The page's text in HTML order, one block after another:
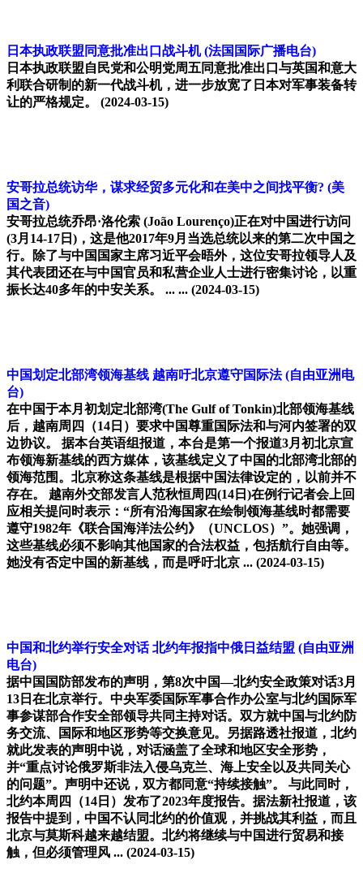
日本执政联盟同意批准出口战斗机 (法国国际广播电台)
日本执政联盟自民党和公明党周五同意批准出口与英国和意大
利联合研制的新一代战斗机，进一步放宽了日本对军事装备转
让的严格规定。 (2024-03-15)
安哥拉总统访华，谋求经贸多元化和在美中之间找平衡? (美
国之音)
安哥拉总统乔昂·洛伦索 (João Lourenço)正在对中国进行访问
(3月14-17日)，这是他2017年9月当选总统以来的第二次中国之
行。除了与中国国家主席习近平会晤外，这位安哥拉领导人及
其代表团还在与中国官员和私营企业人士进行密集讨论，以重
振长达40多年的中安关系。 ... ... (2024-03-15)
中国划定北部湾领海基线 越南吁北京遵守国际法 (自由亚洲电
台)
在中国于本月初划定北部湾(The Gulf of Tonkin)北部领海基线
后，越南周四（14日）要求中国尊重国际法和与河内签署的双
边协议。 据本台英语组报道，本台是第一个报道3月初北京宣
布领海新基线的西方媒体，该基线定义了中国的北部湾北部的
领海范围。北京称这条基线是根据中国法律设定的，以前并不
存在。 越南外交部发言人范秋恒周四(14日)在例行记者会上回
应相关提问时表示：“所有沿海国家在绘制领海基线时都需要
遵守1982年《联合国海洋法公约》（UNCLOS）”。她强调，
这些基线必须不影响其他国家的合法权益，包括航行自由等。
她没有否定中国的新基线，而是呼吁北京 ... (2024-03-15)
中国和北约举行安全对话 北约年报指中俄日益结盟 (自由亚洲
电台)
据中国国防部发布的声明，第8次中国—北约安全政策对话3月
13日在北京举行。中央军委国际军事合作办公室与北约国际军
事参谋部合作安全部领导共同主持对话。双方就中国与北约防
务交流、国际和地区形势等交换意见。另据路透社报道，北约
就此发表的声明中说，对话涵盖了全球和地区安全形势，
并“重点讨论俄罗斯非法入侵乌克兰、海上安全以及共同关心
的问题”。声明中还说，双方都同意“持续接触”。 与此同时，
北约本周四（14日）发布了2023年度报告。据法新社报道，该
报告中提到，中国不认同北约的价值观，并挑战其利益，而且
北京与莫斯科越来越结盟。北约将继续与中国进行贸易和接
触，但必须管理风 ... (2024-03-15)